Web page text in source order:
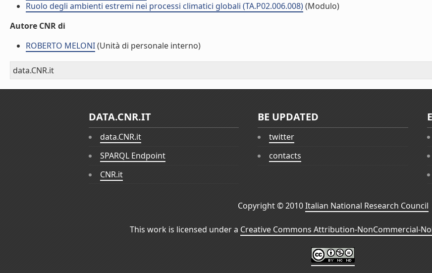
Ruolo degli ambienti estremi nei processi climatici globali (TA.P02.006.008)(Modulo)
Autore CNR di
ROBERTO MELONI(Unità di personale interno)
data.CNR.it
DATA.CNR.IT
data.CNR.it
SPARQL Endpoint
CNR.it
BE UPDATED
twitter
contacts
Copyright © 2010Italian National Research Council
This work is licensed under a Creative Commons Attribution-NonCommercial-